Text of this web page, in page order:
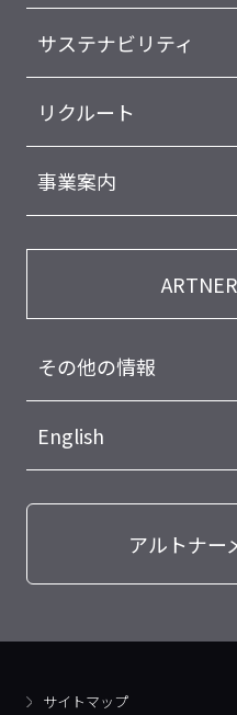
サステナビリティ
リクルート
事業案内
その他の情報
English
アルトナー
サイトマップ